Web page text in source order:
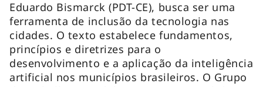
Eduardo Bismarck (PDT-CE), busca ser uma
ferramenta de inclusão da tecnologia nas
cidades. O texto estabelece fundamentos,
princípios e diretrizes para o
desenvolvimento e a aplicação da inteligência
artificial nos municípios brasileiros. O Grupo